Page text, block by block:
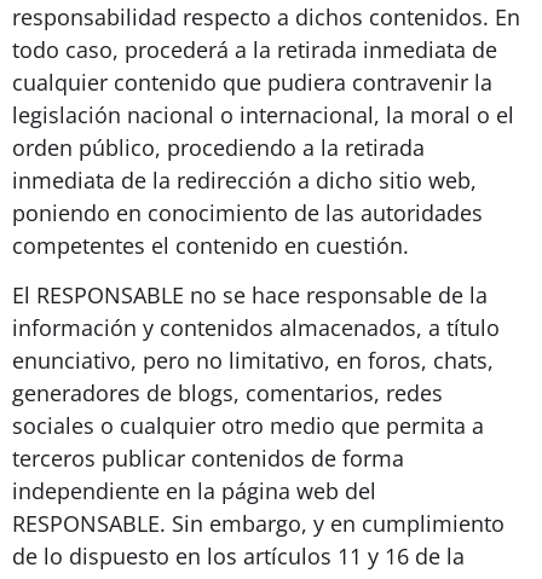
responsabilidad respecto a dichos contenidos. En
todo caso, procederá a la retirada inmediata de
cualquier contenido que pudiera contravenir la
legislación nacional o internacional, la moral o el
orden público, procediendo a la retirada
inmediata de la redirección a dicho sitio web,
poniendo en conocimiento de las autoridades
competentes el contenido en cuestión.
El RESPONSABLE no se hace responsable de la
información y contenidos almacenados, a título
enunciativo, pero no limitativo, en foros, chats,
generadores de blogs, comentarios, redes
sociales o cualquier otro medio que permita a
terceros publicar contenidos de forma
independiente en la página web del
RESPONSABLE. Sin embargo, y en cumplimiento
de lo dispuesto en los artículos 11 y 16 de la